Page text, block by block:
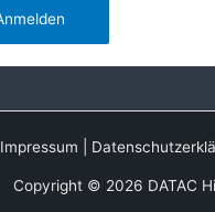
Impressum
Copyright © 2026 DATAC